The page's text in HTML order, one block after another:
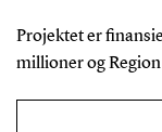
Projektet er
millioner og